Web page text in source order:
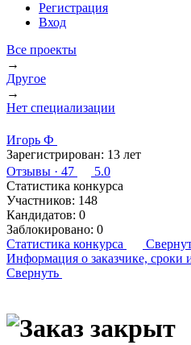
Регистрация
Вход
Все проекты
→
Другое
→
Нет специализации
Игорь Ф
Зарегистрирован: 13 лет
Отзывы · 47
5.0
Статистика конкурса
Участников: 148
Кандидатов: 0
Заблокировано: 0
Статистика конкурса
Информация о заказчике, сроки
Свернуть